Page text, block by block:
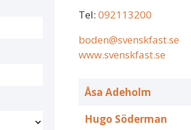
Tel: 092113200
boden@svenskfast.se
www.svenskfast.se
Åsa Adeholm
Hugo Söderman